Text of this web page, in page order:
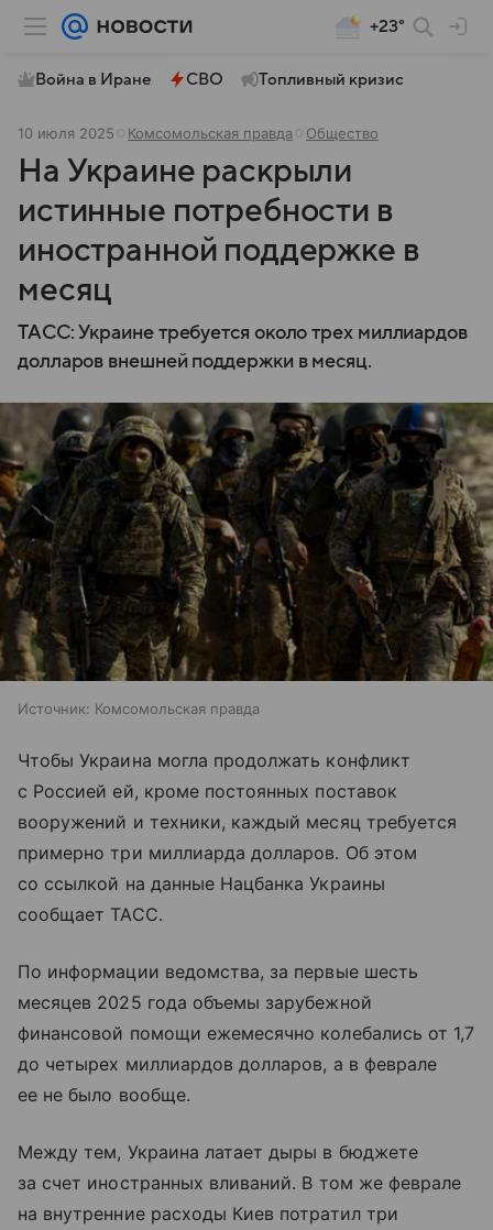
+23°
Война в Иране СВО Топливный кризис
10 июля 2025 Комсомольская правда Общество
На Украине раскрыли
истинные потребности в
иностранной поддержке в
месяц
ТАСС: Украине требуется около трех миллиардов
долларов внешней поддержки в месяц.
Источник: Комсомольская правда
Чтобы Украина могла продолжать конфликт
с Россией ей, кроме постоянных поставок
вооружений и техники, каждый месяц требуется
примерно три миллиарда долларов. Об этом
со ссылкой на данные Нацбанка Украины
сообщает ТАСС.
По информации ведомства, за первые шесть
месяцев 2025 года объемы зарубежной
финансовой помощи ежемесячно колебались от 1,7
до четырех миллиардов долларов, а в феврале
ее не было вообще.
Между тем, Украина латает дыры в бюджете
за счет иностранных вливаний. В том же феврале
на внутренние расходы Киев потратил три